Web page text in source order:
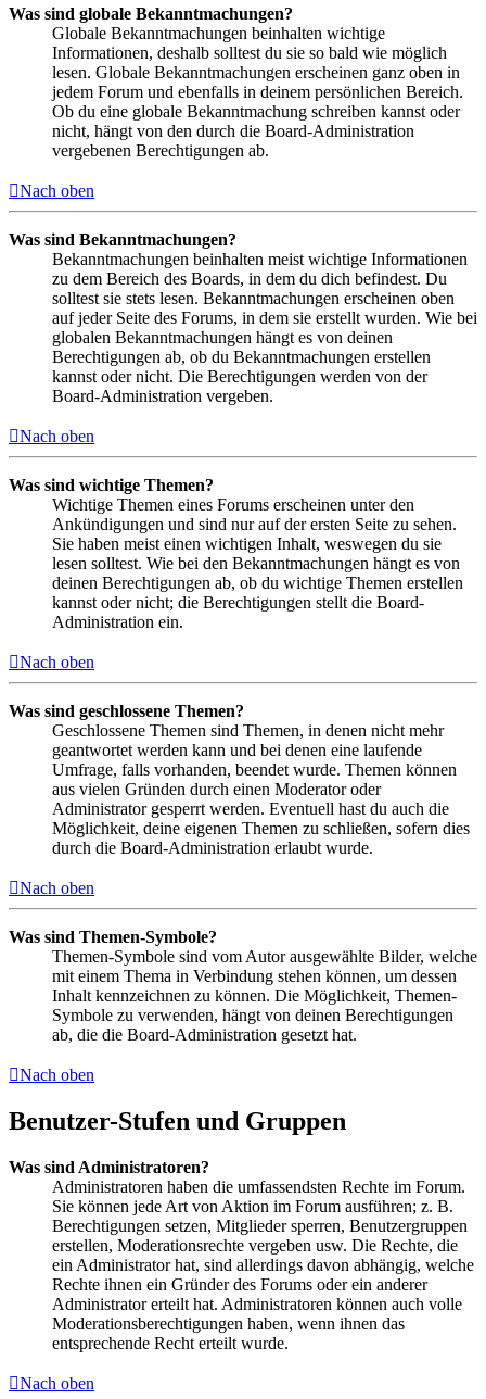
Was sind globale Bekanntmachungen?
Globale Bekanntmachungen beinhalten wichtige
Informationen, deshalb solltest du sie so bald wie möglich
lesen. Globale Bekanntmachungen erscheinen ganz oben in
jedem Forum und ebenfalls in deinem persönlichen Bereich.
Ob du eine globale Bekanntmachung schreiben kannst oder
nicht, hängt von den durch die Board-Administration
vergebenen Berechtigungen ab.
Nach oben
Was sind Bekanntmachungen?
Bekanntmachungen beinhalten meist wichtige Informationen
zu dem Bereich des Boards, in dem du dich befindest. Du
solltest sie stets lesen. Bekanntmachungen erscheinen oben
auf jeder Seite des Forums, in dem sie erstellt wurden. Wie bei
globalen Bekanntmachungen hängt es von deinen
Berechtigungen ab, ob du Bekanntmachungen erstellen
kannst oder nicht. Die Berechtigungen werden von der
Board-Administration vergeben.
Nach oben
Was sind wichtige Themen?
Wichtige Themen eines Forums erscheinen unter den
Ankündigungen und sind nur auf der ersten Seite zu sehen.
Sie haben meist einen wichtigen Inhalt, weswegen du sie
lesen solltest. Wie bei den Bekanntmachungen hängt es von
deinen Berechtigungen ab, ob du wichtige Themen erstellen
kannst oder nicht; die Berechtigungen stellt die Board-
Administration ein.
Nach oben
Was sind geschlossene Themen?
Geschlossene Themen sind Themen, in denen nicht mehr
geantwortet werden kann und bei denen eine laufende
Umfrage, falls vorhanden, beendet wurde. Themen können
aus vielen Gründen durch einen Moderator oder
Administrator gesperrt werden. Eventuell hast du auch die
Möglichkeit, deine eigenen Themen zu schließen, sofern dies
durch die Board-Administration erlaubt wurde.
Nach oben
Was sind Themen-Symbole?
Themen-Symbole sind vom Autor ausgewählte Bilder, welche
mit einem Thema in Verbindung stehen können, um dessen
Inhalt kennzeichnen zu können. Die Möglichkeit, Themen-
Symbole zu verwenden, hängt von deinen Berechtigungen
ab, die die Board-Administration gesetzt hat.
Nach oben
Benutzer-Stufen und Gruppen
Was sind Administratoren?
Administratoren haben die umfassendsten Rechte im Forum.
Sie können jede Art von Aktion im Forum ausführen; z. B.
Berechtigungen setzen, Mitglieder sperren, Benutzergruppen
erstellen, Moderationsrechte vergeben usw. Die Rechte, die
ein Administrator hat, sind allerdings davon abhängig, welche
Rechte ihnen ein Gründer des Forums oder ein anderer
Administrator erteilt hat. Administratoren können auch volle
Moderationsberechtigungen haben, wenn ihnen das
entsprechende Recht erteilt wurde.
Nach oben